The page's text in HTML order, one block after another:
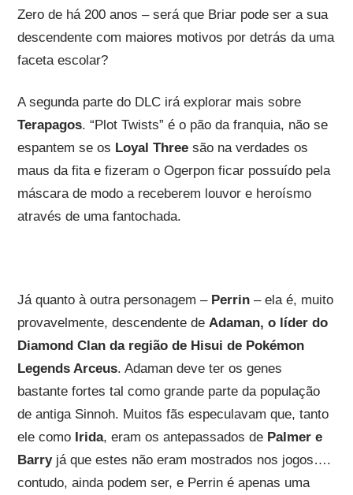
Zero de há 200 anos – será que Briar pode ser a sua
descendente com maiores motivos por detrás da uma
faceta escolar?
A segunda parte do DLC irá explorar mais sobre
Terapagos. “Plot Twists” é o pão da franquia, não se
espantem se os Loyal Threesão na verdades os
maus da fita e fizeram o Ogerpon ficar possuído pela
máscara de modo a receberem louvor e heroísmo
através de uma fantochada.
Já quanto à outra personagem – Perrin– ela é, muito
provavelmente, descendente de Adaman, o líder do
Diamond Clan da região de Hisui de Pokémon
Legends Arceus. Adaman deve ter os genes
bastante fortes tal como grande parte da população
de antiga Sinnoh. Muitos fãs especulavam que, tanto
ele como Irida, eram os antepassados de Palmer e
Barryjá que estes não eram mostrados nos jogos….
contudo, ainda podem ser, e Perrin é apenas uma